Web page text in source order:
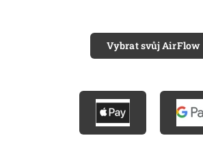
Vybrat svůj AirFlow